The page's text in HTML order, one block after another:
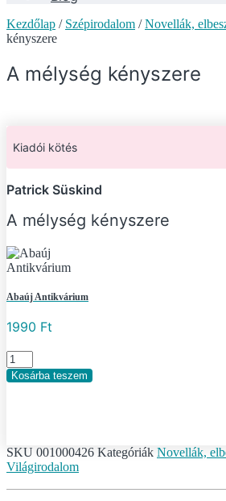
Kezdőlap / Szépirodalom /Novellák,
kényszere
A mélység kényszere
Kiadói kötés
Patrick Süskind
A mélység kényszere
Abaúj Antikvárium
1990 Ft
A
mélység
kényszere
Kosárba teszem
SKU 001000426 Kategóriák Novellák,
Világirodalom